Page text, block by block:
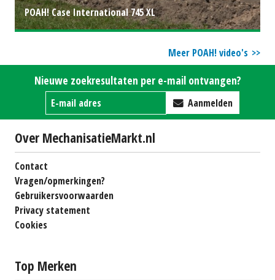
POAH! Case International 745 XL
Meer POAH! video's
Nieuwe zoekresultaten per e-mail ontvangen?
Aanmelden
Over MechanisatieMarkt.nl
Contact
Vragen/opmerkingen?
Gebruikersvoorwaarden
Privacy statement
Cookies
Top Merken